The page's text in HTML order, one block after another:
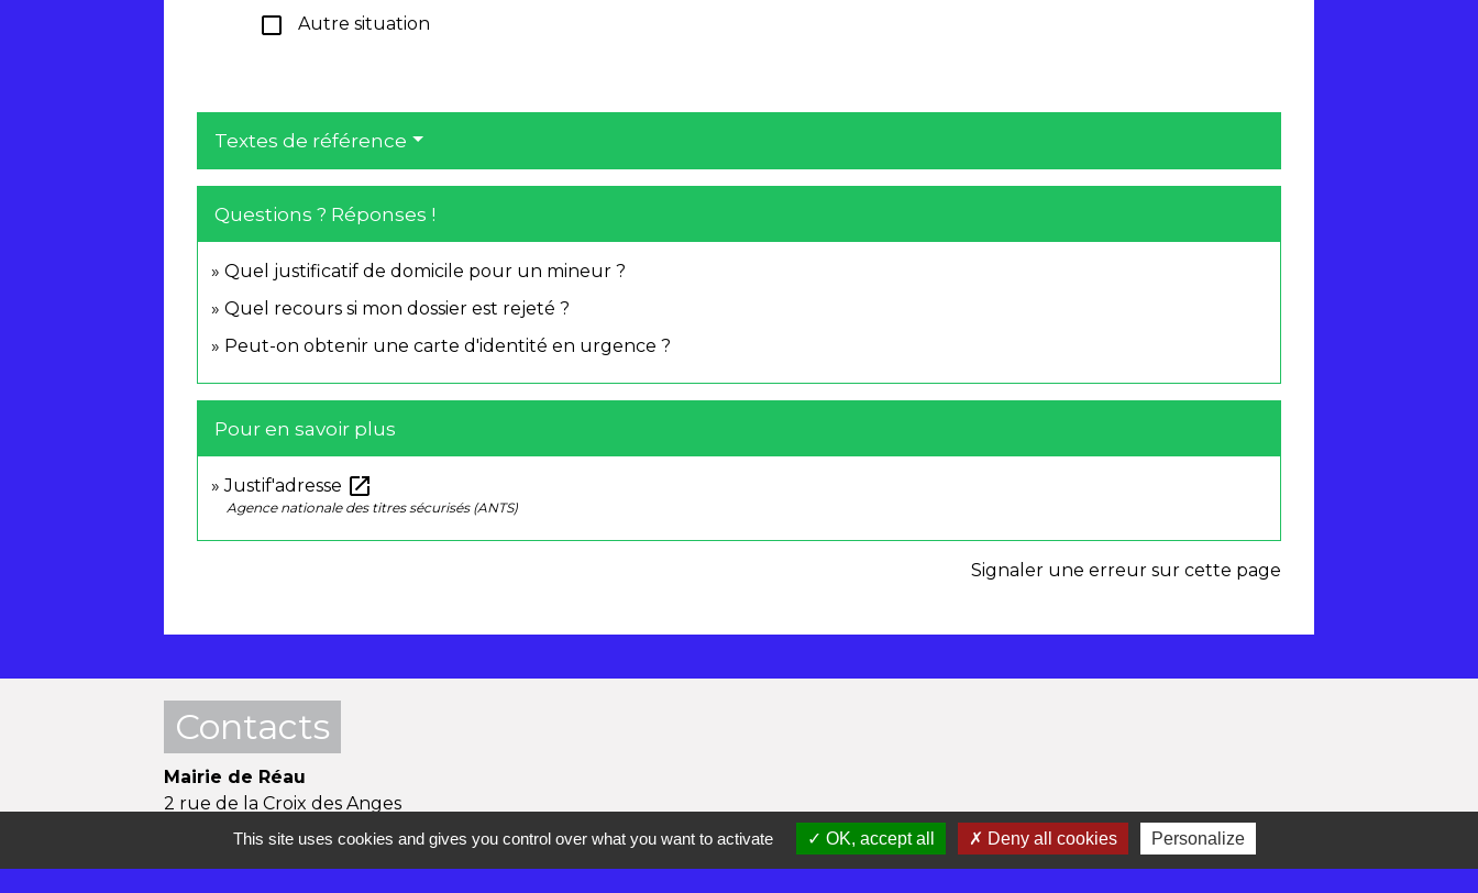
check_box_outline_blank Autre situation
Textes de référence
Questions ? Réponses !
Quel justificatif de domicile pour un mineur ?
Quel recours si mon dossier est rejeté ?
Peut-on obtenir une carte d'identité en urgence ?
Pour en savoir plus
Justif'adresse open_in_new
Agence nationale des titres sécurisés (ANTS)
Signaler une erreur sur cette page
Contacts
Mairie de Réau
2 rue de la Croix des Anges
77550 Réau - FRANCE
This site uses cookies and gives you control over what you want to activate OK, accept all Deny all cookies Personalize